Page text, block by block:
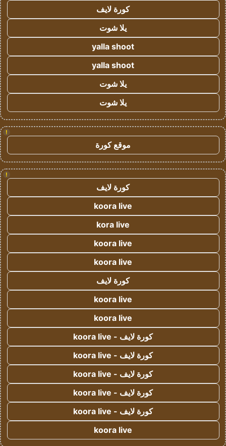
كورة لايف
يلا شوت
yalla shoot
yalla shoot
يلا شوت
يلا شوت
!
موقع كورة
!
كورة لايف
koora live
kora live
koora live
koora live
كورة لايف
koora live
koora live
كورة لايف - koora live
كورة لايف - koora live
كورة لايف - koora live
كورة لايف - koora live
كورة لايف - koora live
koora live